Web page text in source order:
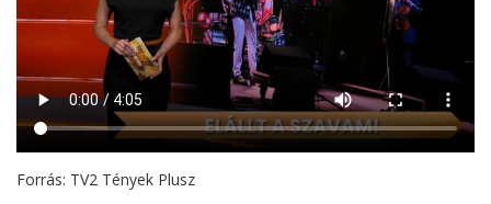
Forrás: TV2 Tények Plusz